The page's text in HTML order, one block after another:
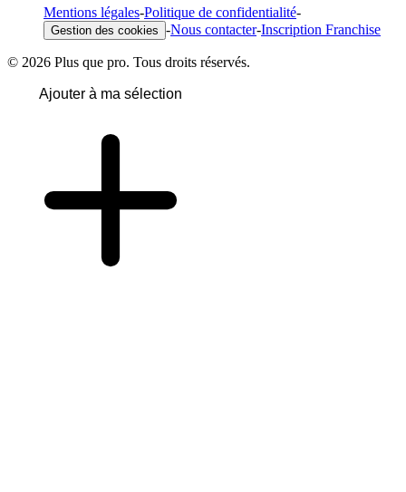
Mentions légales-Politique de confidentialité-
Gestion des cookies -Nous contacter-Inscription Franchise
© 2026 Plus que pro. Tous droits réservés.
Ajouter à ma sélection